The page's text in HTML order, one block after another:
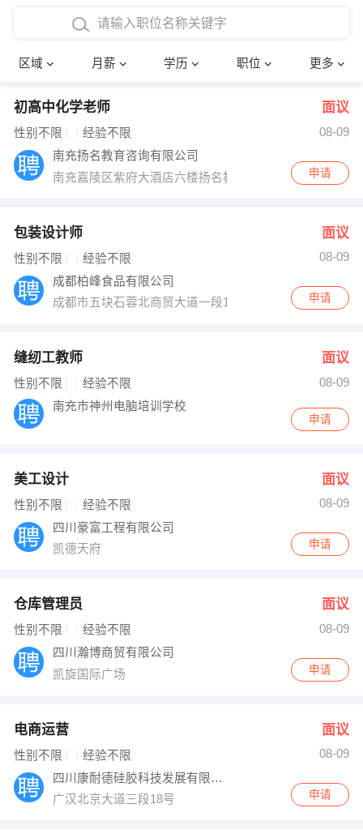
区域 月薪 学历 职位 更多
4000-5000元
8000-12000元
12000-20000元
博士
文员
财务会计
网络IT
快递员
收银员 技术员/工程师
出纳
编辑
跟单
其他职位
确定
初高中化学老师 面议
性别不限 经验不限
08-09
南充扬名教育咨询有限公司
南充嘉陵区紫府大酒店六楼扬名教育培训学校中学部
申请
包装设计师 面议
性别不限 经验不限
08-09
成都柏峰食品有限公司
成都市五块石蓉北商贸大道一段18号锦都宾馆4楼申请
缝纫工教师 面议
性别不限 经验不限
08-09
南充市神州电脑培训学校
申请
美工设计 面议
性别不限 经验不限
08-09
四川豪富工程有限公司
凯德天府
申请
仓库管理员 面议
性别不限 经验不限
08-09
四川瀚博商贸有限公司
凯旋国际广场
申请
电商运营 面议
性别不限 经验不限
08-09
四川康耐德硅胶科技发展有限公司
广汉北京大道三段18号
申请